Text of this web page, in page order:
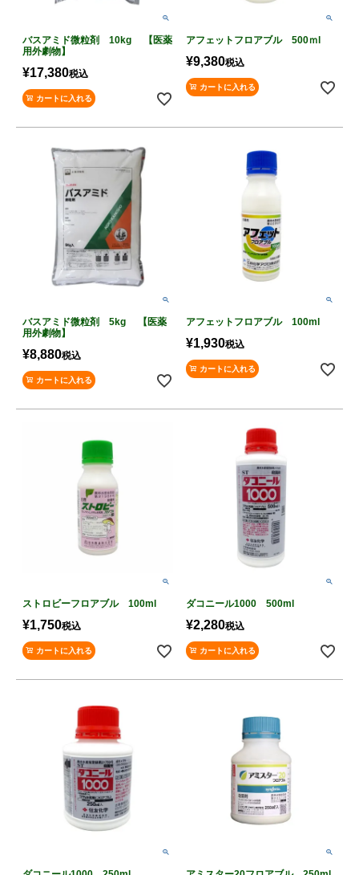
バスアミド微粒剤 10kg 【医薬
用外劇物】
¥17,380税込
カートに入れる
アフェットフロアブル 500ｍl
¥9,380税込
カートに入れる
バスアミド微粒剤 5kg 【医薬
用外劇物】
¥8,880税込
カートに入れる
アフェットフロアブル 100ml
¥1,930税込
カートに入れる
ストロビーフロアブル 100ml
¥1,750税込
カートに入れる
ダコニール1000 500ml
¥2,280税込
カートに入れる